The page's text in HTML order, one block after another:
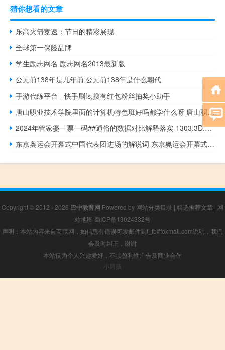
猜你想看的文章
乐高火箭竞速：节日的精彩展现
全球第一保险品牌
学生励志网名 励志网名2013最新版
公元前138年是几年前 公元前138年是什么朝代
手游代练平台 - 快手刷fs,搜有红包粉丝抽奖小助手
唐山职业技术学院里面的计算机特色班好吗都学什么呀 唐山职业技术学院吧
2024年管家婆一票一码##通俗的数据对比解释落实-1303.3D.A152
东京奥运会开幕式中国代表团进场的解说词 东京奥运会开幕式报道
Copyright © 2012 - 2026 巴中教育网 Powered by 网站分类目录 | 精选推荐文章 | 网
站地图 蜀ICP备13024332号
声明：本站内容来自互联网，如信息有错误可发邮件到f_fb#foxmail.com说明，我们
会及时纠正，谢谢
本站仅为个人兴趣爱好，不接盈利性广告及商业合作
小男孩